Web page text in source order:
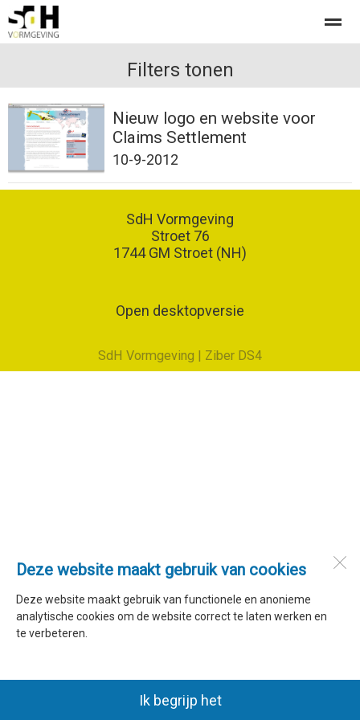
Offerte aanvragen bij SdH Vormgeving
Home
Deze website maakt gebruik van cookies
Deze website maakt gebruik van functionele en anonieme
analytische cookies om de website correct te laten werken en
te verbeteren.
Ik begrijp het
Filters tonen
Nieuw logo en website voor
Claims Settlement
10-9-2012
SdH Vormgeving
Stroet 76
1744 GM Stroet (NH)
Open desktopversie
SdH Vormgeving | Ziber DS4